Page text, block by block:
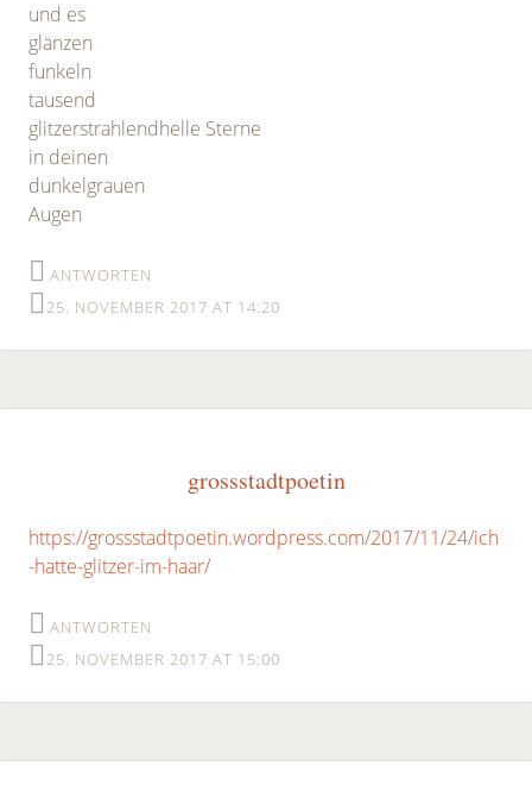
und es
glänzen
funkeln
tausend
glitzerstrahlendhelle Sterne
in deinen
dunkelgrauen
Augen
ANTWORTEN
25. NOVEMBER 2017 AT 14:20
grossstadtpoetin
https://grossstadtpoetin.wordpress.com/2017/11/24/ich
-hatte-glitzer-im-haar/
ANTWORTEN
25. NOVEMBER 2017 AT 15:00